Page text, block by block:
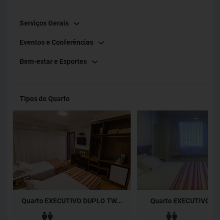
Serviços Gerais
Eventos e Conferências
Bem-estar e Esportes
Tipos de Quarto
Quarto EXECUTIVO DUPLO TW... Quarto EXECUTIVO